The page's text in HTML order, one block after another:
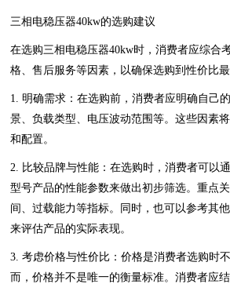
三相电稳压器40kw的选购建议
在选购三相电稳压器40kw时，消费者应综合
格、售后服务等因素，以确保选购到性价比最
1. 明确需求：在选购前，消费者应明确自己
景、负载类型、电压波动范围等。这些因素
和配置。
2. 比较品牌与性能：在选购时，消费者可以
型号产品的性能参数来做出初步筛选。重点
间、过载能力等指标。同时，也可以参考其
来评估产品的实际表现。
3. 考虑价格与性价比：价格是消费者选购时
而，价格并不是唯一的衡量标准。消费者应